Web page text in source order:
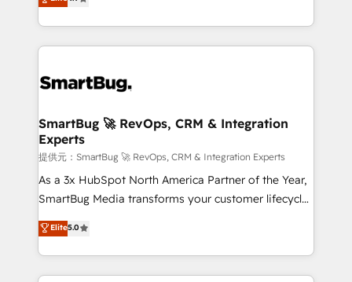
service wired together. ➤ AI and Integrations: Layer
tune-ups, feature rollouts, adoption coaching. Buying
HubSpot, switching to it, or reviving a stale portal?
We are built for the work.
力で顧客フロント業務を再設計します。 💡 100inc は何
をする会社か？ HubSpotを共通基盤に、AIエージェン
トを組み込んだ顧客フロント業務（マーケティング・営
ィブ・エージェンシーです。事業部・グループ会社・部
を、CRMを軸とした全社共通基盤に再構築します。意
思決定者・PMO・現場担当者に並走します。 1️⃣
HubSpot導入・活用支援 顧客データの一元化から、
GTMの見える化・自動化まで。全Hub統合運用、デー
タ品質設計、グループ横断のCRM統合に対応します。
の一部をAIが自律実行する組織への移行を設計・実装。
Breeze・Claude等をHubSpotと連携させ、役割定義・
SmartBug 🚀 RevOps, CRM & Integration
Experts
提供元：SmartBug 🚀 RevOps, CRM & Integration Experts
As a 3x HubSpot North America Partner of the Year,
SmartBug Media transforms your customer lifecycle
into a revenue engine. Our unified ecosystem
includes specialized divisions Globalia (AI &
Software) and Point Success Media (Paid Media),
making this the official home for all three brands. 🔄
Elite5.0